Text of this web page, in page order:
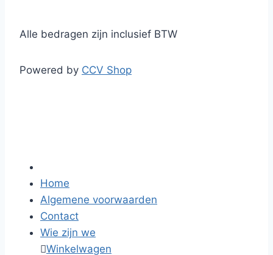
Alle bedragen zijn inclusief BTW
Powered by CCV Shop
Home
Algemene voorwaarden
Contact
Wie zijn we
Winkelwagen